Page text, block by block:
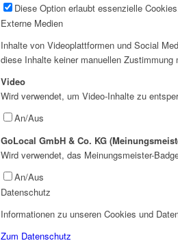
Diese Option erlaubt essenzielle
Externe Medien
Inhalte von Videoplattformen und Social
diese Inhalte keiner manuellen Zustimmung
Video
Wird verwendet, um Video-Inhalte zu
An/Aus
GoLocal GmbH & Co. KG
Wird verwendet, das Meinungsmeister-
An/Aus
Datenschutz
Informationen zu unseren Cookies und
Zum Datenschutz